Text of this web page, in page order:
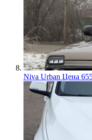
Niva Urban Цена